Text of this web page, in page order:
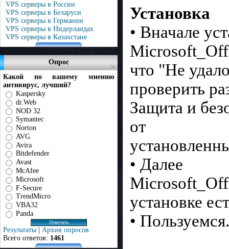
VPS серверы в России
VPS серверы в Беларуси
VPS серверы в Германии
VPS серверы в Нидерландах
VPS серверы в Казахстане
Опрос
Какой по вашему мнению
антивирус, лучший?
Kaspersky
dr.Web
NOD 32
Symantec
Norton
AVG
Avira
Bitdefender
Avast
McAfee
Microsoft
F-Secure
TrendMicro
VBA32
Panda
Результаты | Архив опросов
Всего ответов: 1461
Установка
• Вначале
что "Не
проверить
Защита и
от
• Далее
установке
• Пользуемся.